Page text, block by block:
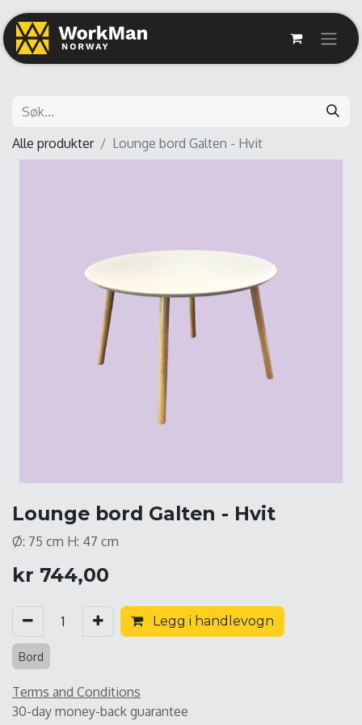
Alle produkter Lounge bord Galten - Hvit
Lounge bord Galten - Hvit
Ø: 75 cm H: 47 cm
kr 744,00
Legg i handlevogn
Bord
Terms and Conditions
30-day money-back guarantee